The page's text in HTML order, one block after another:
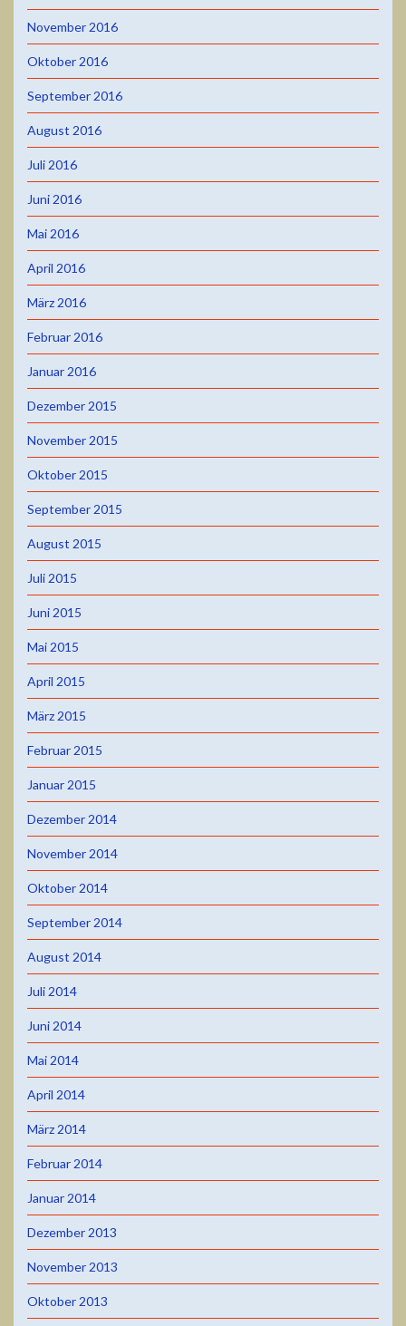
November 2016
Oktober 2016
September 2016
August 2016
Juli 2016
Juni 2016
Mai 2016
April 2016
März 2016
Februar 2016
Januar 2016
Dezember 2015
November 2015
Oktober 2015
September 2015
August 2015
Juli 2015
Juni 2015
Mai 2015
April 2015
März 2015
Februar 2015
Januar 2015
Dezember 2014
November 2014
Oktober 2014
September 2014
August 2014
Juli 2014
Juni 2014
Mai 2014
April 2014
März 2014
Februar 2014
Januar 2014
Dezember 2013
November 2013
Oktober 2013